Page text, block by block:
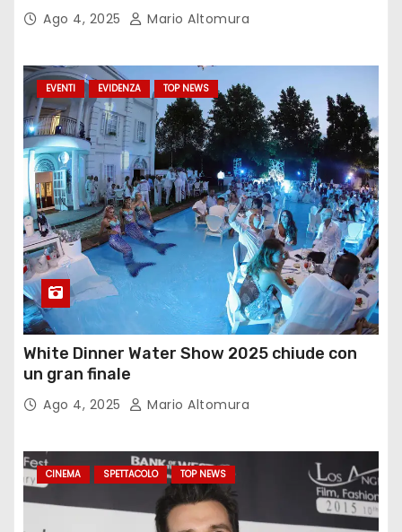
Ago 4, 2025 Mario Altomura
EVENTI EVIDENZA TOP NEWS
White Dinner Water Show 2025 chiude con
un gran finale
Ago 4, 2025 Mario Altomura
CINEMA SPETTACOLO TOP NEWS